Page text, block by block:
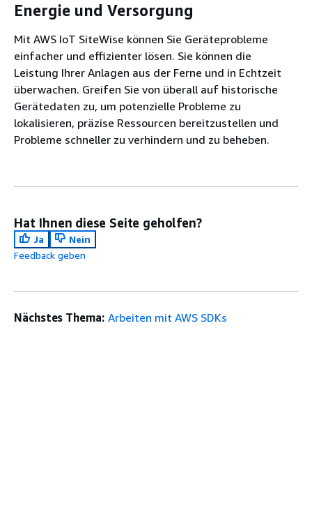
Energie und Versorgung
Mit AWS IoT SiteWise können Sie Geräteprobleme
einfacher und effizienter lösen. Sie können die
Leistung Ihrer Anlagen aus der Ferne und in Echtzeit
überwachen. Greifen Sie von überall auf historische
Gerätedaten zu, um potenzielle Probleme zu
lokalisieren, präzise Ressourcen bereitzustellen und
Probleme schneller zu verhindern und zu beheben.
Hat Ihnen diese Seite geholfen?
Ja
Nein
Feedback geben
Nächstes Thema: Arbeiten mit AWS SDKs